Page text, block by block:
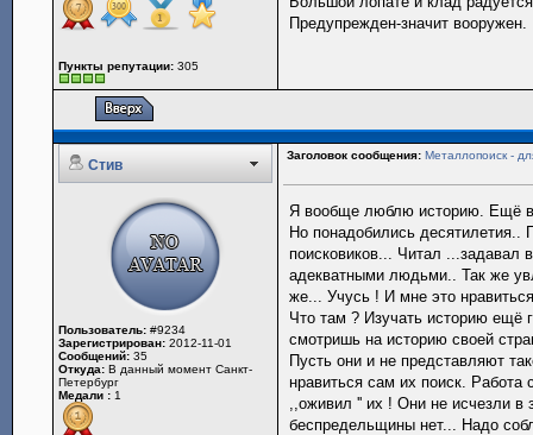
Пункты репутации: 305
Предупрежден-значит вооружен.
Стив
Заголовок сообщения: Металлопоиск -
Пользователь: #9234
Зарегистрирован: 2012-11-01
Сообщений: 35
Откуда: В данный момент Санкт-
Петербург
Медали : 1
Я вообще люблю историю. Ещё в
Но понадобились
поисковиков... Читал
адекватными людьми.. Так же
же... Учусь ! И мне это
Что там ? Изучать историю ещё
смотришь на историю своей
Пусть они и не представляют
нравиться сам их поиск.
,,оживил '' их ! Они не исчезли в
беспредельщины нет... Надо